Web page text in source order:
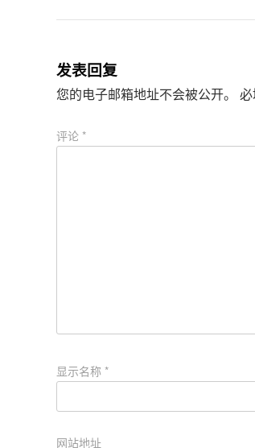
发表回复
您的电子邮箱地址不会被公开。
评论 *
显示名称 *
网站地址